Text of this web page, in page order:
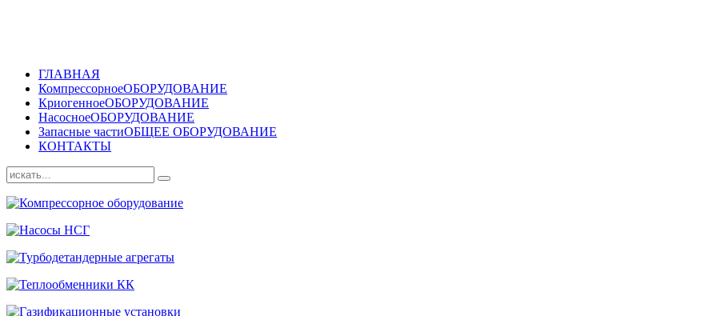
ГЛАВНАЯ
КомпрессорноеОБОРУДОВАНИЕ
КриогенноеОБОРУДОВАНИЕ
НасосноеОБОРУДОВАНИЕ
Запасные частиОБЩЕЕ ОБОРУДОВАНИЕ
КОНТАКТЫ